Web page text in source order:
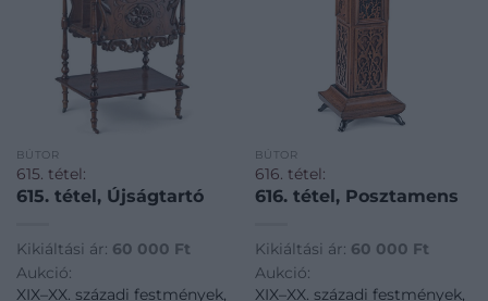
BÚTOR
615. tétel:
615. tétel, Újságtartó
Kikiáltási ár: 60 000 Ft
Aukció:
XIX–XX. századi festmények,
BÚTOR
616. tétel:
616. tétel, Posztamens
Kikiáltási ár: 60 000 Ft
Aukció:
XIX–XX. századi festmények,